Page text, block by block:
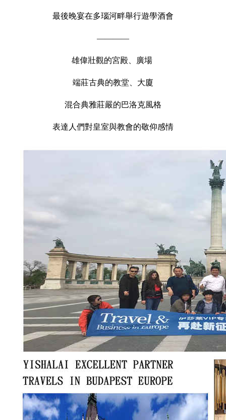
最後晚宴在多瑙河畔舉行遊學酒會
————
雄偉壯觀的宮殿、廣場
端莊古典的教堂、大廈
混合典雅莊嚴的巴洛克風格
表達人們對皇室與教會的敬仰感情